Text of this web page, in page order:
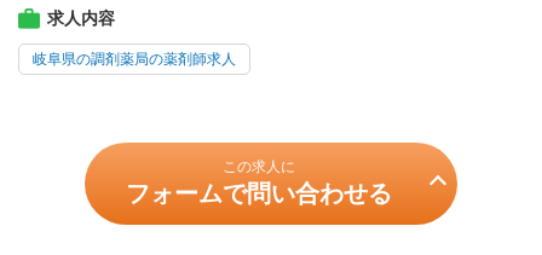
求人内容
岐阜県の調剤薬局の薬剤師求人
この求人に
フォームで問い合わせる